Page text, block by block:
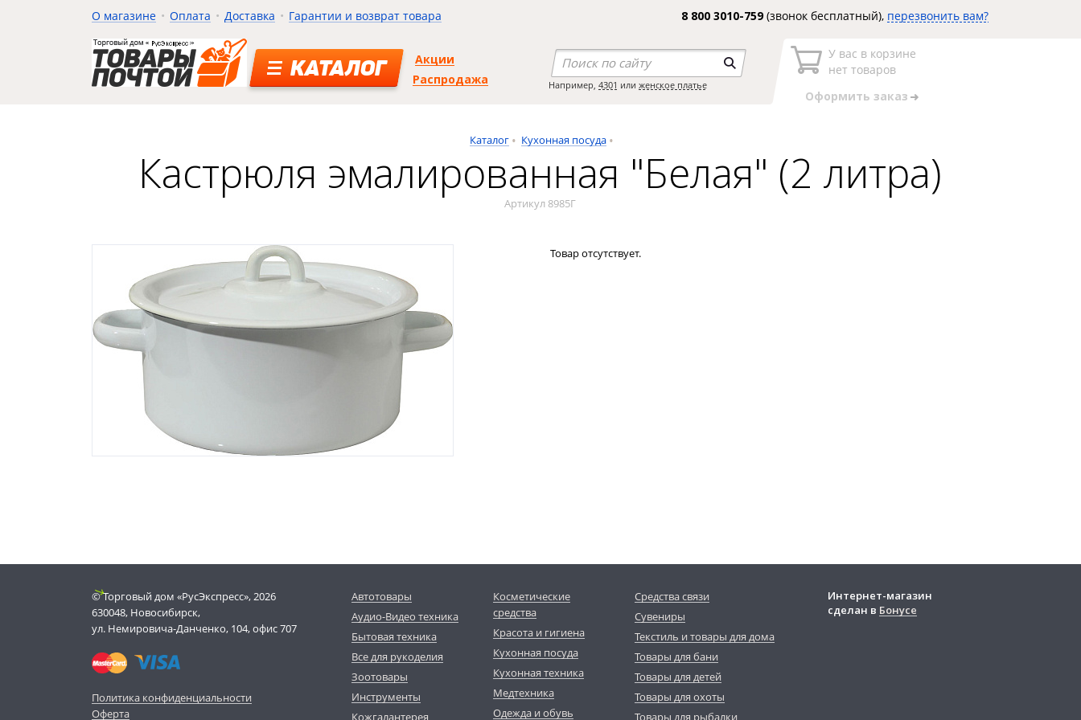
О магазине Оплата Доставка Гарантии и возврат товара 8 800 3010-759(звонок бесплатный), перезвонить вам?
КАТАЛОГ
Акции
Распродажа
Например, 4301 или женское платье
У вас в корзине
нет товаров
Оформить заказ
Каталог Кухонная посуда
Кастрюля эмалированная "Белая" (2 литра)
Артикул 8985Г
Товар отсутствует.
© Торговый дом «РусЭкспресс», 2026
630048, Новосибирск,
ул. Немировича-Данченко, 104, офис 707
Политика конфиденциальности
Оферта
Автотовары
Аудио-Видео техника
Бытовая техника
Все для рукоделия
Зоотовары
Инструменты
Кожгалантерея
Косметические
средства
Красота и гигиена
Кухонная посуда
Кухонная техника
Медтехника
Одежда и обувь
Средства связи
Сувениры
Текстиль и товары для дома
Товары для бани
Товары для детей
Товары для охоты
Товары для рыбалки
Интернет-магазин
сделан в Бонусе